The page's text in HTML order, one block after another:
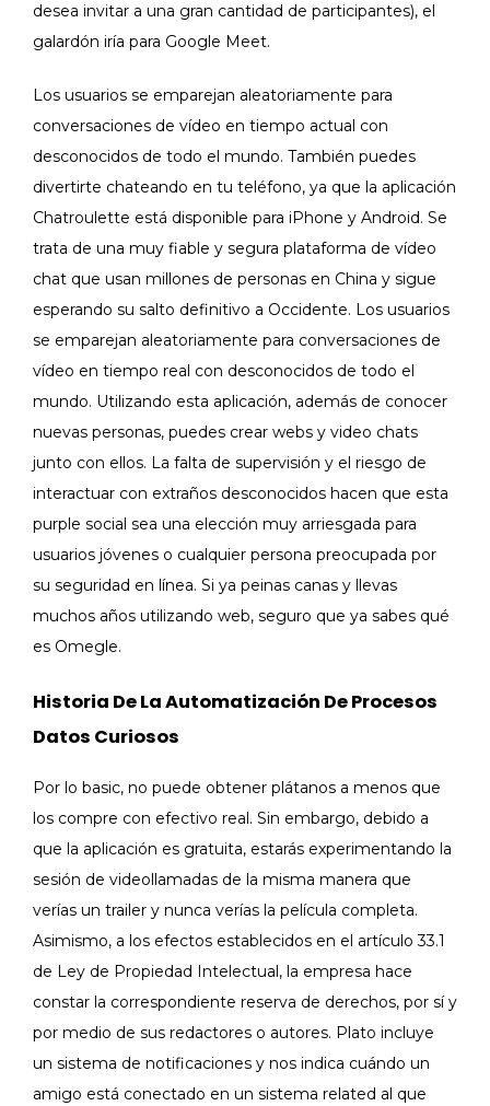
desea invitar a una gran cantidad de participantes), el
galardón iría para Google Meet.
Los usuarios se emparejan aleatoriamente para
conversaciones de vídeo en tiempo actual con
desconocidos de todo el mundo. También puedes
divertirte chateando en tu teléfono, ya que la aplicación
Chatroulette está disponible para iPhone y Android. Se
trata de una muy fiable y segura plataforma de vídeo
chat que usan millones de personas en China y sigue
esperando su salto definitivo a Occidente. Los usuarios
se emparejan aleatoriamente para conversaciones de
vídeo en tiempo real con desconocidos de todo el
mundo. Utilizando esta aplicación, además de conocer
nuevas personas, puedes crear webs y video chats
junto con ellos. La falta de supervisión y el riesgo de
interactuar con extraños desconocidos hacen que esta
purple social sea una elección muy arriesgada para
usuarios jóvenes o cualquier persona preocupada por
su seguridad en línea. Si ya peinas canas y llevas
muchos años utilizando web, seguro que ya sabes qué
es Omegle.
Historia De La Automatización De Procesos
Datos Curiosos
Por lo basic, no puede obtener plátanos a menos que
los compre con efectivo real. Sin embargo, debido a
que la aplicación es gratuita, estarás experimentando la
sesión de videollamadas de la misma manera que
verías un trailer y nunca verías la película completa.
Asimismo, a los efectos establecidos en el artículo 33.1
de Ley de Propiedad Intelectual, la empresa hace
constar la correspondiente reserva de derechos, por sí y
por medio de sus redactores o autores. Plato incluye
un sistema de notificaciones y nos indica cuándo un
amigo está conectado en un sistema related al que